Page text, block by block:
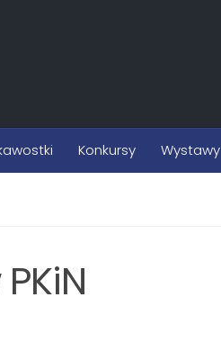
Konkursy Wystawy